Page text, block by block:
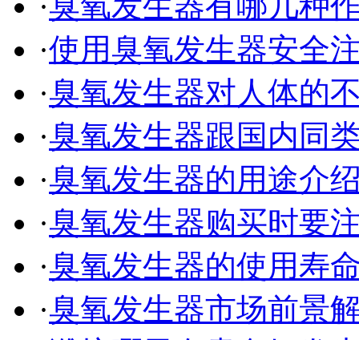
·使用臭氧发生器安全
·臭氧发生器对人体的
·臭氧发生器跟国内同
·臭氧发生器的用途介
·臭氧发生器购买时要
·臭氧发生器的使用寿
·臭氧发生器市场前景